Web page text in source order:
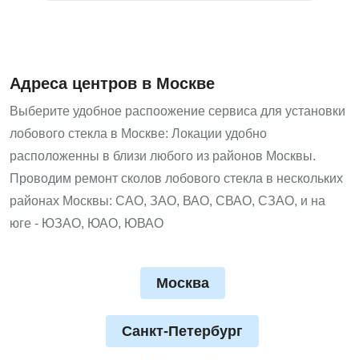
Адреса центров в Москве
Выберите удобное распоожение сервиса для установки
лобового стекла в Москве: Локации удобно
расположенны в близи любого из районов Москвы.
Проводим ремонт сколов лобового стекла в нескольких
районах Москвы: САО, ЗАО, ВАО, СВАО, СЗАО, и на
юге - ЮЗАО, ЮАО, ЮВАО
Москва
Санкт-Петербург